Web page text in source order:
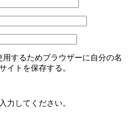
するためブラウザーに自分の名
イトを保存する。
力してください。